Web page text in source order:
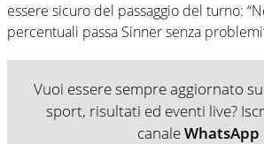
essere sicuro del passaggio del turno:
percentuali passa Sinner senza
Vuoi essere sempre aggiornato
sport, risultati ed eventi live?
canaleWhatsApp